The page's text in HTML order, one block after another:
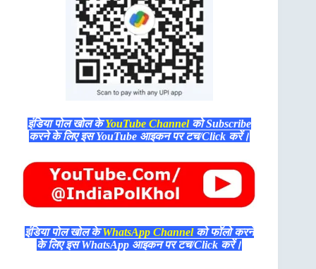
इंडिया पोल खोल केYouTube Channelको Subscribe
करने के लिए इस YouTube आइकन पर टच/Click करें।
इंडिया पोल खोल केWhatsApp Channelको फॉलो करने
के लिए इस WhatsApp आइकन पर टच/Click करें।